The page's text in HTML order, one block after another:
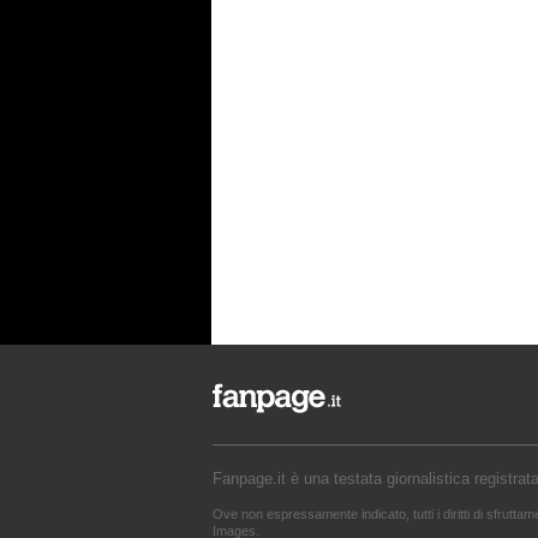
Fanpage.it è una testata giornalistica
Ove non espressamente indicato, tutti i diritti di
Images.